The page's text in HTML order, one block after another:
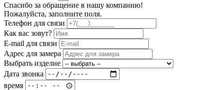
Спасибо за обращение в нашу компанию!
Пожалуйста, заполните поля.
Телефон для связи
Как вас зовут?
E-mail для связи
Адрес для замера
Выбрать изделие
Дата звонка
время